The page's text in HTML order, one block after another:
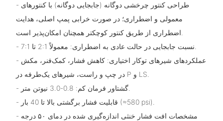
- طراحی کنتور چرخشی دوگانه (جابجایی دوگانه) با کنتورهای
معمولی و اضطراری؛ در صورت خرابی پمپ اصلی، هدایت
اضطراری از طریق کنتور کوچکتر همچنان امکان‌پذیر است.
- نسبت جابجایی در حالت عادی به اضطراری: معمولاً 2:1 تا 7:1.
- عملکردهای شیرهای توکار اختیاری: کاهش فشار، کمک‌فنر، مکش
در چپ و راست، شیرهای یک‌طرفه در P و LS.
- گشتاور فرمان کم: 0.8-3.0 نیوتن متر.
- قابلیت فشار برگشتی بالا تا 40 بار (≈580 psi).
- مشخصات افت فشار خنثی اندازه‌گیری شده در دمای ۵۰ درجه